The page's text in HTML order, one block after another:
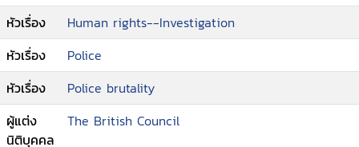
หัวเรื่อง
Human rights--Investigation
หัวเรื่อง
Police
หัวเรื่อง
Police brutality
ผู้แต่ง
นิติบุคคล
The British Council